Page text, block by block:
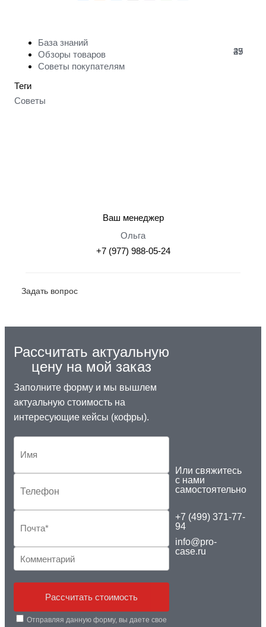
База знаний
47
Обзоры товаров
29
Советы покупателям
35
Теги
Советы
Ваш менеджер
Ольга
+7 (977) 988-05-24
Задать вопрос
Рассчитать актуальную
цену на мой заказ
Заполните форму и мы вышлем
актуальную стоимость на
интересующие кейсы (кофры).
Рассчитать стоимость
Отправляя данную форму, вы даете свое
Или свяжитесь
с нами
самостоятельно
+7 (499) 371-77-
94
info@pro-
case.ru